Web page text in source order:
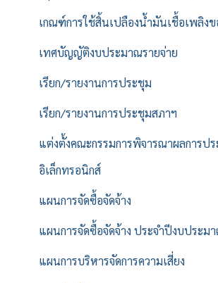
เกณฑ์การใช้สิ้นเปลืองน้ำมันเชื้อเพลิงข
เทศบัญญัติงบประมาณรายจ่าย
เรียก/รายงานการประชุม
เรียก/รายงานการประชุมสภาฯ
แต่งตั้งคณะกรรมการพิจารณาผลการปร
อิเล็กทรอนิกส์
แผนการจัดซื้อจัดจ้าง
แผนการจัดซื้อจัดจ้าง ประจำปีงบประม
แผนการบริหารจัดการความเสี่ยง